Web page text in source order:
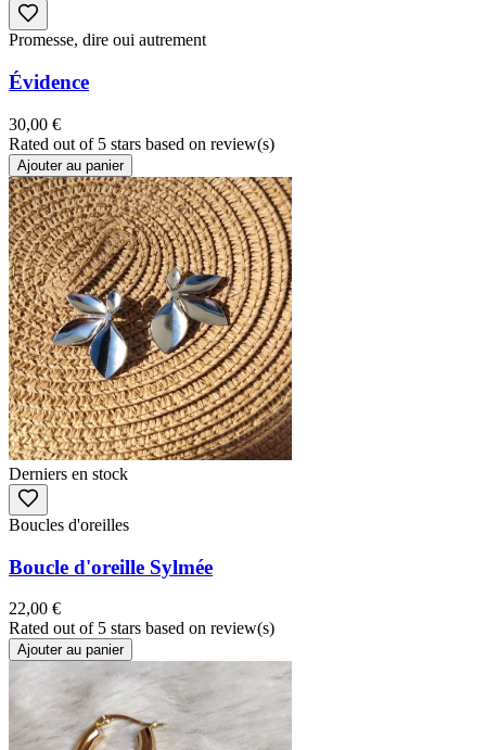
Promesse, dire oui autrement
Évidence
30,00 €
Rated out of 5 stars based on review(s)
Ajouter au panier
Derniers en stock
Boucles d'oreilles
Boucle d'oreille Sylmée
22,00 €
Rated out of 5 stars based on review(s)
Ajouter au panier